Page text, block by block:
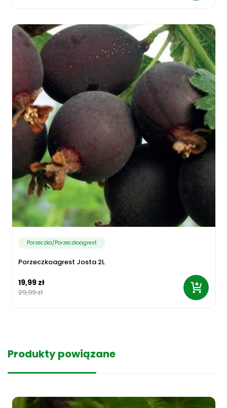
Porzeczka/Porzeczkoagrest
Porzeczkoagrest Josta 2L
19,99 zł
29,99 zł
Produkty powiązane